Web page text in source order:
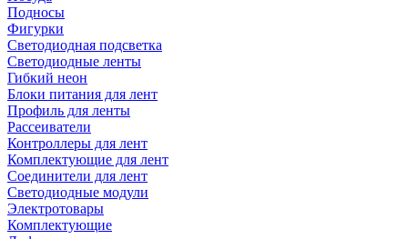
Подносы
Фигурки
Светодиодная подсветка
Светодиодные ленты
Гибкий неон
Блоки питания для лент
Профиль для ленты
Рассеиватели
Контроллеры для лент
Комплектующие для лент
Соединители для лент
Светодиодные модули
Электротовары
Комплектующие